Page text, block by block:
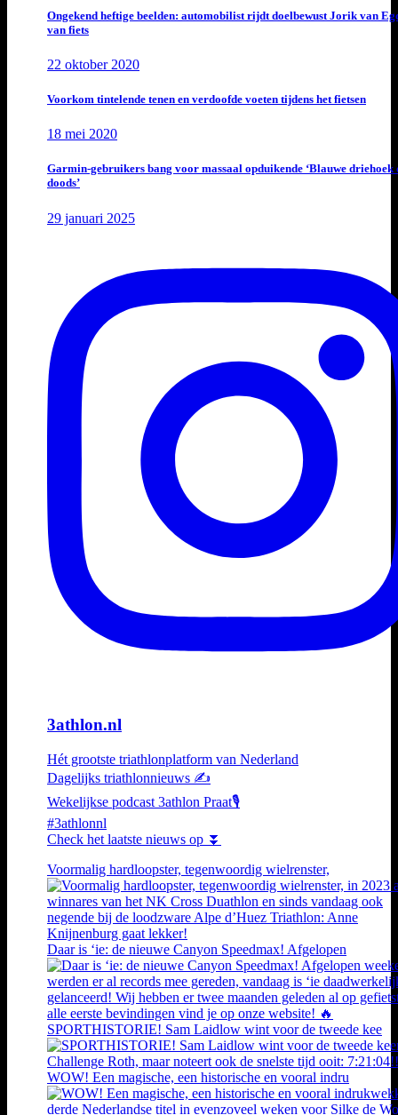
Ongekend heftige beelden: automobilist rijdt doelbewust Jorik van
van fiets
22 oktober 2020
Voorkom tintelende tenen en verdoofde voeten tijdens het fietsen
18 mei 2020
Garmin-gebruikers bang voor massaal opduikende ‘Blauwe driehoek
doods’
29 januari 2025
3athlon.nl
Hét grootste triathlonplatform van Nederland
Dagelijks triathlonnieuws ✍️
Wekelijkse podcast 3athlon Praat🎙️
#3athlonnl
Check het laatste nieuws op ⏬
Voormalig hardloopster, tegenwoordig wielrenster,
Daar is ‘ie: de nieuwe Canyon Speedmax! Afgelopen
SPORTHISTORIE! Sam Laidlow wint voor de tweede kee
WOW! Een magische, een historische en vooral indru